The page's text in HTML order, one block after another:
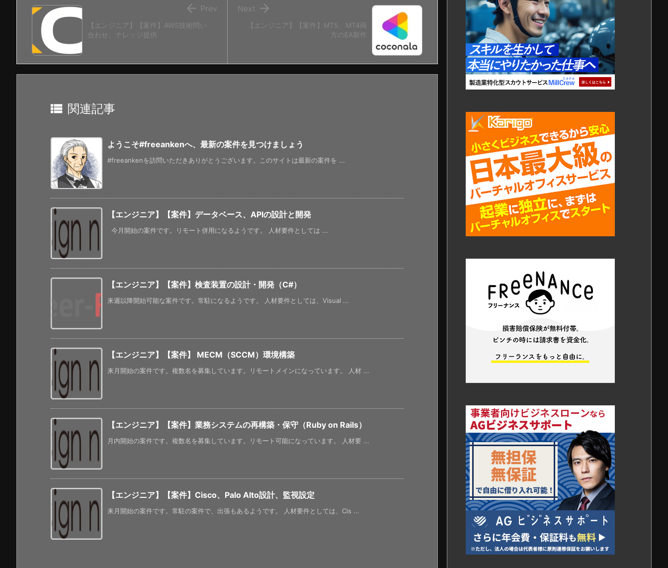
【エンジニア】【案件】MT5、MT4両
方のEA製作

Next
【エンジニア】【案件】AWS技術問い
合わせ、ナレッジ提供
 Prev
 関連記事
ようこそ#freeankenへ、最新の案件を見つけましょう
#freeankenを訪問いただきありがとうございます。このサイトは最新の案件を ...
【エンジニア】【案件】データベース、APIの設計と開発
今月開始の案件です。リモート併用になるようです。 人材要件としては ...
【エンジニア】【案件】検査装置の設計・開発（C#）
来週以降開始可能な案件です。常駐になるようです。 人材要件としては、Visual ...
【エンジニア】【案件】 MECM（SCCM）環境構築
来月開始の案件です。複数名を募集しています。リモートメインになっています。 人材 ...
【エンジニア】【案件】業務システムの再構築・保守（Ruby on Rails）
月内開始の案件です。複数名を募集しています。リモート可能になっています。 人材要 ...
【エンジニア】【案件】Cisco、Palo Alto設計、監視設定
来月開始の案件です。常駐の案件で、出張もあるようです。 人材要件としては、Cis ...